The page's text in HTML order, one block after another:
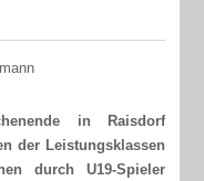
in Raisdorf
der Leistungsklassen
durch U19-Spieler